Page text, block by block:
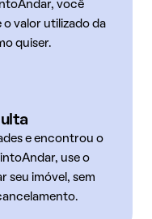
você
o valor utilizado da
quiser.
e encontrou o
use o
seu imóvel, sem